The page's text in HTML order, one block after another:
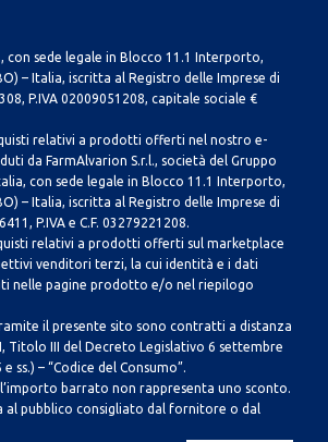
con sede legale in Blocco 11.1 Interporto,
– Italia, iscritta al Registro delle Imprese di
P.IVA 02009051208, capitale sociale €
relativi a prodotti offerti nel nostro e-
da FarmAlvarion S.r.l., società del Gruppo
con sede legale in Blocco 11.1 Interporto,
– Italia, iscritta al Registro delle Imprese di
P.IVA e C.F. 03279221208.
relativi a prodotti offerti sul marketplace
venditori terzi, la cui identità e i dati
nelle pagine prodotto e/o nel riepilogo
il presente sito sono contratti a distanza
Titolo III del Decreto Legislativo 6 settembre
ss.) – “Codice del Consumo”.
barrato non rappresenta uno sconto.
al pubblico consigliato dal fornitore o dal